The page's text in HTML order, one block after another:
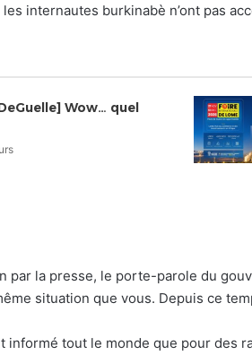
internautes burkinabè n’ont pas
Wow… quel
par la presse, le porte-parole du
situation que vous. Depuis ce
informé tout le monde que pour des